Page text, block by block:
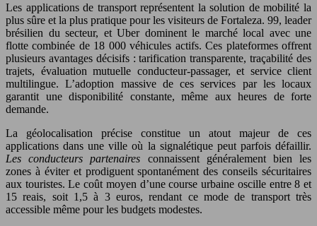
Les applications de transport représentent la solution de mobilité la
plus sûre et la plus pratique pour les visiteurs de Fortaleza. 99, leader
brésilien du secteur, et Uber dominent le marché local avec une
flotte combinée de 18 000 véhicules actifs. Ces plateformes offrent
plusieurs avantages décisifs : tarification transparente, traçabilité des
trajets, évaluation mutuelle conducteur-passager, et service client
multilingue. L’adoption massive de ces services par les locaux
garantit une disponibilité constante, même aux heures de forte
demande.
La géolocalisation précise constitue un atout majeur de ces
applications dans une ville où la signalétique peut parfois défaillir.
Les conducteurs partenaires connaissent généralement bien les
zones à éviter et prodiguent spontanément des conseils sécuritaires
aux touristes. Le coût moyen d’une course urbaine oscille entre 8 et
15 reais, soit 1,5 à 3 euros, rendant ce mode de transport très
accessible même pour les budgets modestes.